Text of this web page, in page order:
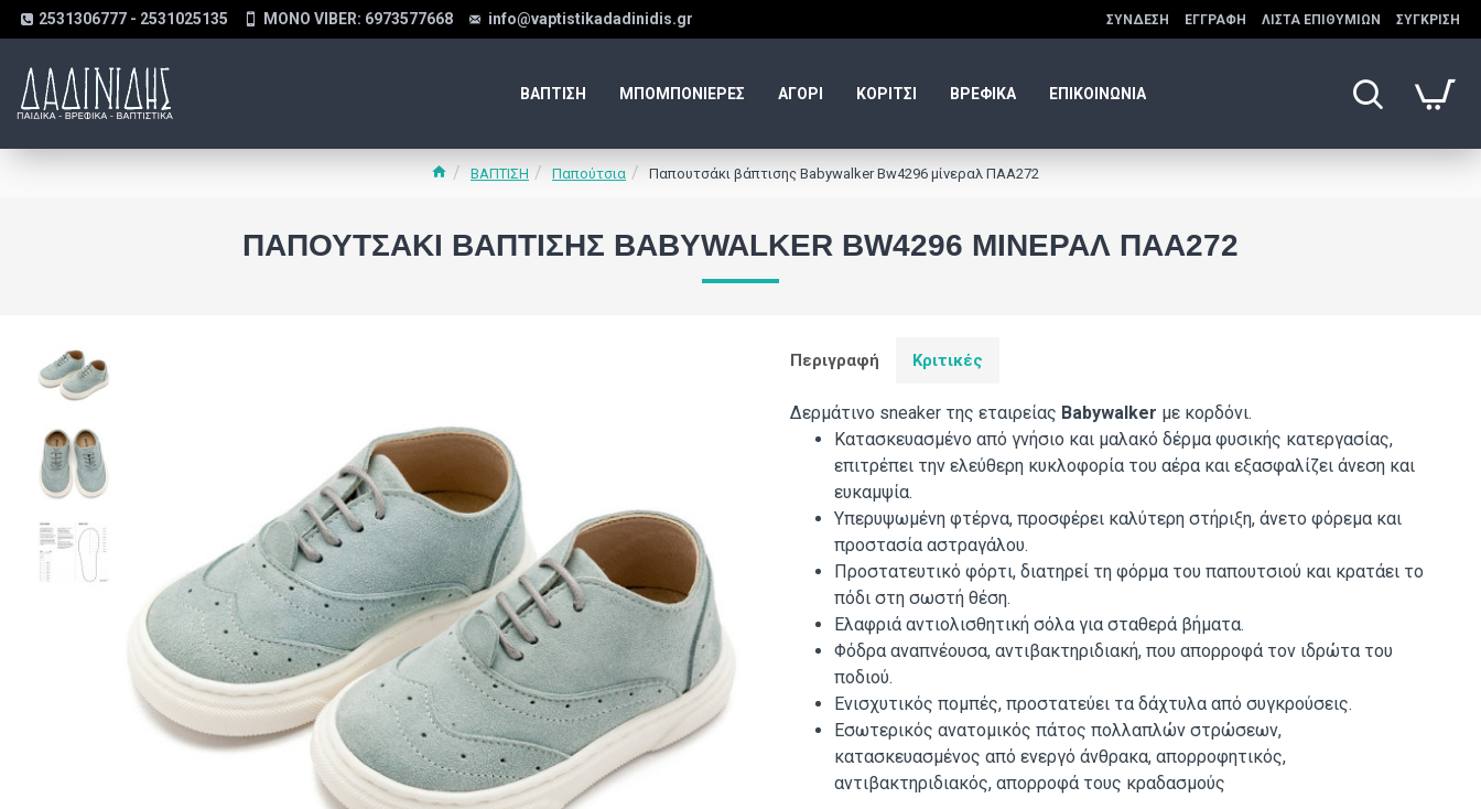
2531306777 - 2531025135 MONO VIBER: 6973577668 info@vaptistikadadinidis.gr ΣΎΝΔΕΣΗ ΕΓΓΡΑΦΉ ΛΊΣΤΑ ΕΠΙΘΥΜΙΏΝ ΣΎΓΚΡΙΣΗ
ΒΑΠΤΙΣΗ ΜΠΟΜΠΟΝΙΕΡΕΣ ΑΓΟΡΙ ΚΟΡΙΤΣΙ ΒΡΕΦΙΚΑ ΕΠΙΚΟΙΝΩΝΙΑ
ΒΑΠΤΙΣΗ Παπούτσια Παπουτσάκι βάπτισης Babywalker Bw4296 μίνεραλ ΠΑΑ272
ΠΑΠΟΥΤΣΆΚΙ ΒΆΠΤΙΣΗΣ BABYWALKER BW4296 ΜΊΝΕΡΑΛ ΠΑΑ272
Περιγραφή Κριτικές
Δερμάτινο sneaker της εταιρείας Babywalker με κορδόνι.
Κατασκευασμένο από γνήσιο και μαλακό δέρμα φυσικής κατεργασίας,
επιτρέπει την ελεύθερη κυκλοφορία του αέρα και εξασφαλίζει άνεση και
ευκαμψία.
Υπερυψωμένη φτέρνα, προσφέρει καλύτερη στήριξη, άνετο φόρεμα και
προστασία αστραγάλου.
Προστατευτικό φόρτι, διατηρεί τη φόρμα του παπουτσιού και κρατάει το
πόδι στη σωστή θέση.
Ελαφριά αντιολισθητική σόλα για σταθερά βήματα.
Φόδρα αναπνέουσα, αντιβακτηριδιακή, που απορροφά τον ιδρώτα του
ποδιού.
Ενισχυτικός πομπές, προστατεύει τα δάχτυλα από συγκρούσεις.
Εσωτερικός ανατομικός πάτος πολλαπλών στρώσεων,
κατασκευασμένος από ενεργό άνθρακα, απορροφητικός,
αντιβακτηριδιακός, απορροφά τους κραδασμούς